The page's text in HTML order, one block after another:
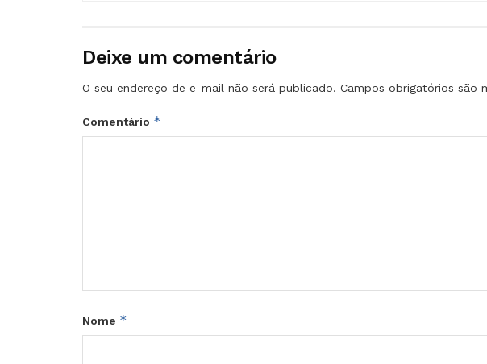
Deixe um comentário
O seu endereço de e-mail não será publicado. Campos obrigatórios são
Comentário *
Nome *